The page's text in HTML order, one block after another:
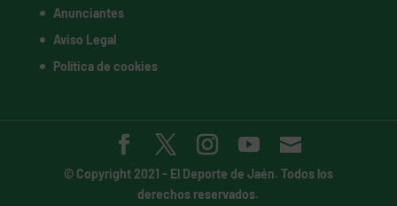
Anunciantes
Aviso Legal
Política de cookies
© Copyright 2021 - El Deporte de Jaén. Todos los
derechos reservados.